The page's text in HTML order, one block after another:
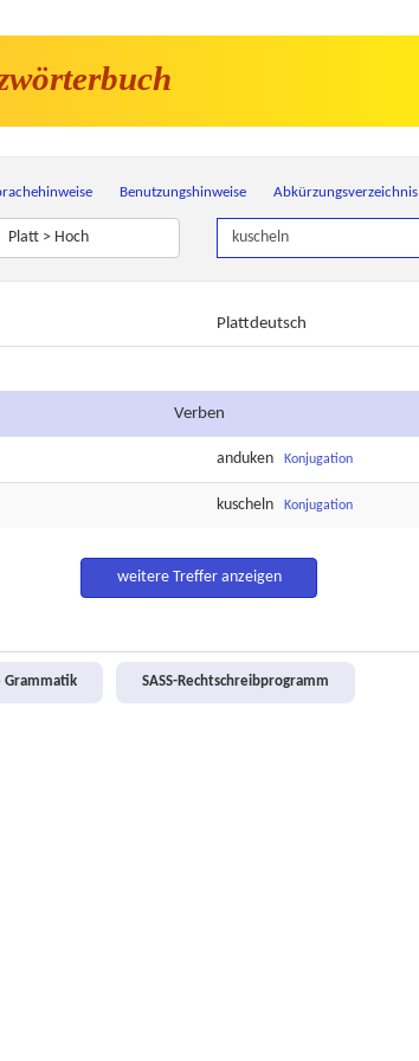
Benutzungshinweise Abkürzungsverzeichnis
Platt > Hoch
Plattdeutsch
Verben
anduken Konjugation
kuscheln Konjugation
weitere Treffer anzeigen
Grammatik
SASS-Rechtschreibprogramm